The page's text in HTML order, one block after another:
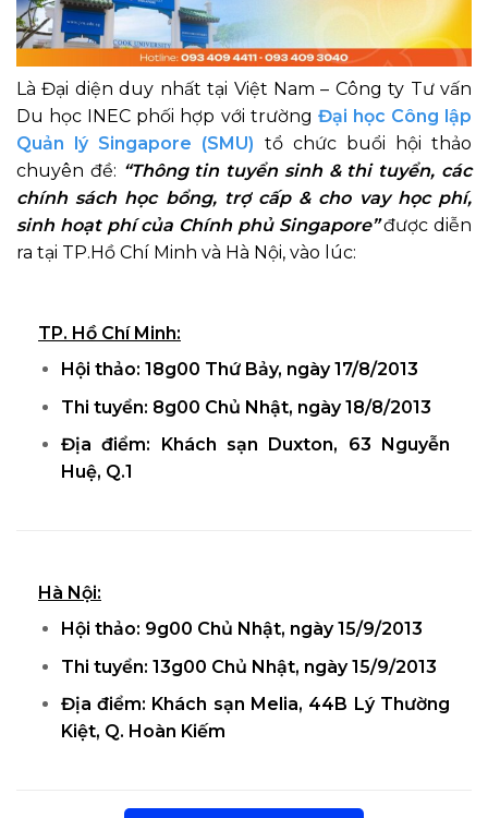
Là Đại diện duy nhất tại Việt Nam – Công ty Tư vấn
Du học INEC phối hợp với trường Đại học Công lập
Quản lý Singapore (SMU) tổ chức buổi hội thảo
chuyên đề: “Thông tin tuyển sinh & thi tuyển, các
chính sách học bổng, trợ cấp & cho vay học phí,
sinh hoạt phí của Chính phủ Singapore”được diễn
ra tại TP.Hồ Chí Minh và Hà Nội, vào lúc:
TP. Hồ Chí Minh:
Hội thảo: 18g00 Thứ Bảy, ngày 17/8/2013
Thi tuyển: 8g00 Chủ Nhật, ngày 18/8/2013
Địa điểm: Khách sạn Duxton, 63 Nguyễn
Huệ, Q.1
Hà Nội:
Hội thảo: 9g00 Chủ Nhật, ngày 15/9/2013
Thi tuyển: 13g00 Chủ Nhật, ngày 15/9/2013
Địa điểm: Khách sạn Melia, 44B Lý Thường
Kiệt, Q. Hoàn Kiếm